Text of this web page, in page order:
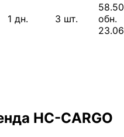
1 дн. 3 шт.
58.50
обн.
HC-CARGO